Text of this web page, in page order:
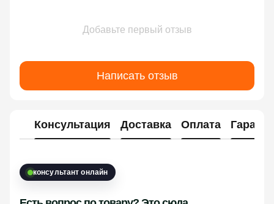
Добавьте первый отзыв
Написать отзыв
Консультация Доставка Оплата
консультант онлайн